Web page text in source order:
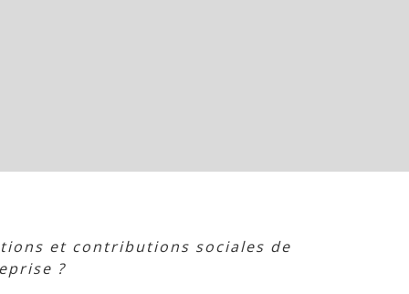
et contributions sociales de
?